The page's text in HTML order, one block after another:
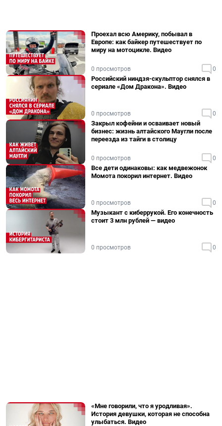
Проехал всю Америку, побывал в
Европе: как байкер путешествует по
миру на мотоцикле. Видео
0 просмотров 0
Российский ниндзя-скульптор снялся в
сериале «Дом Дракона». Видео
0 просмотров 0
Закрыл кофейни и осваивает новый
бизнес: жизнь алтайского Маугли после
переезда из тайги в столицу
0 просмотров 0
Все дети одинаковы: как медвежонок
Момота покорил интернет. Видео
0 просмотров 0
Музыкант с киберрукой. Его конечность
стоит 3 млн рублей — видео
0 просмотров 0
«Мне говорили, что я уродливая».
История девушки, которая не способна
улыбаться. Видео